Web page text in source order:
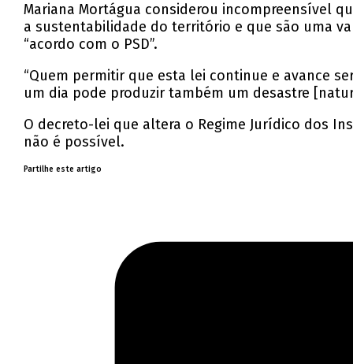
Mariana Mortágua considerou incompreensível
a sustentabilidade do território e que são uma
“acordo com o PSD”.
“Quem permitir que esta lei continue e avance
um dia pode produzir também um desastre
O decreto-lei que altera o Regime Jurídico dos
não é possível.
Partilhe este artigo